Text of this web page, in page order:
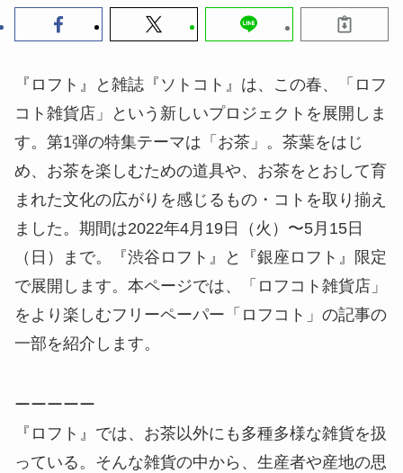
『ロフト』と雑誌『ソトコト』は、この春、「ロフ
コト雑貨店」という新しいプロジェクトを展開しま
す。第1弾の特集テーマは「お茶」。茶葉をはじ
め、お茶を楽しむための道具や、お茶をとおして育
まれた文化の広がりを感じるもの・コトを取り揃え
ました。期間は2022年4月19日（火）〜5月15日
（日）まで。『渋谷ロフト』と『銀座ロフト』限定
で展開します。本ページでは、「ロフコト雑貨店」
をより楽しむフリーペーパー「ロフコト」の記事の
一部を紹介します。
ーーーーー
『ロフト』では、お茶以外にも多種多様な雑貨を扱
っている。そんな雑貨の中から、生産者や産地の思